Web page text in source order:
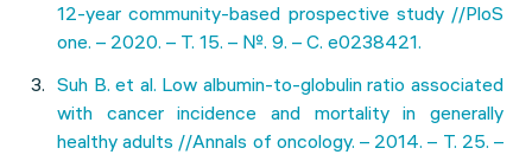
12-year community-based prospective study //PloS
one. – 2020. – Т. 15. – №. 9. – С. e0238421.
Suh B. et al. Low albumin-to-globulin ratio associated
with cancer incidence and mortality in generally
healthy adults //Annals of oncology. – 2014. – Т. 25. –